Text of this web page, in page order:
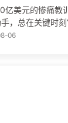
亿美元的惨痛教
，总在关键时
性能提升？——慢
06